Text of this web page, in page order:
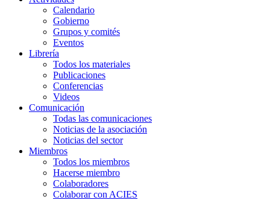
Calendario
Gobierno
Grupos y comités
Eventos
Librería
Todos los materiales
Publicaciones
Conferencias
Videos
Comunicación
Todas las comunicaciones
Noticias de la asociación
Noticias del sector
Miembros
Todos los miembros
Hacerse miembro
Colaboradores
Colaborar con ACIES